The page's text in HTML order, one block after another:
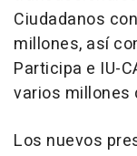
Ciudadanos
millones, así
Participa e IU-
varios millones
Los nuevos